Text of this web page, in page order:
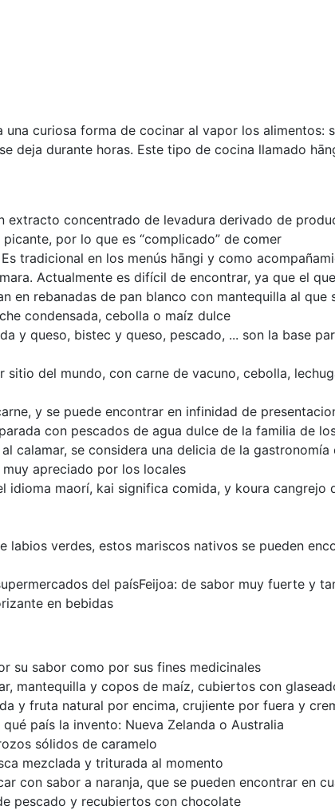
curiosa forma de cocinar al vapor los alimentos:
deja durante horas. Este tipo de cocina llamado
extracto concentrado de levadura derivado de
por lo que es “complicado” de comer
tradicional en los menús hāngi y como
Actualmente es difícil de encontrar, ya que el
en rebanadas de pan blanco con mantequilla al
condensada, cebolla o maíz dulce
y queso, bistec y queso, pescado, ... son la base
del mundo, con carne de vacuno, cebolla,
y se puede encontrar en infinidad de
con pescados de agua dulce de la familia de
calamar, se considera una delicia de la gastronomía
apreciado por los locales
idioma maorí, kai significa comida, y koura
labios verdes, estos mariscos nativos se pueden
del paísFeijoa: de sabor muy fuerte y
en bebidas
su sabor como por sus fines medicinales
mantequilla y copos de maíz, cubiertos con
y fruta natural por encima, crujiente por fuera y
país la invento: Nueva Zelanda o Australia
sólidos de caramelo
mezclada y triturada al momento
con sabor a naranja, que se pueden encontrar en
pescado y recubiertos con chocolate